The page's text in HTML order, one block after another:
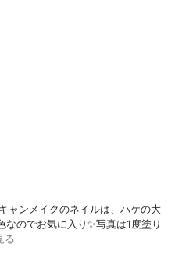
ャンメイクのネイルは、ハケの大
のでお気に入り✨写真は1度塗り
る